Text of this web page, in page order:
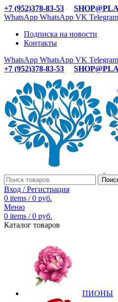
+7 (952)378-83-53
WhatsApp WhatsApp VK Telegram
Подписка на новости
Контакты
WhatsApp WhatsApp VK Telegram
+7 (952)378-83-53
Вход / Регистрация
0 items / 0 руб.
Меню
0 items / 0 руб.
Каталог товаров
ПИОНЫ